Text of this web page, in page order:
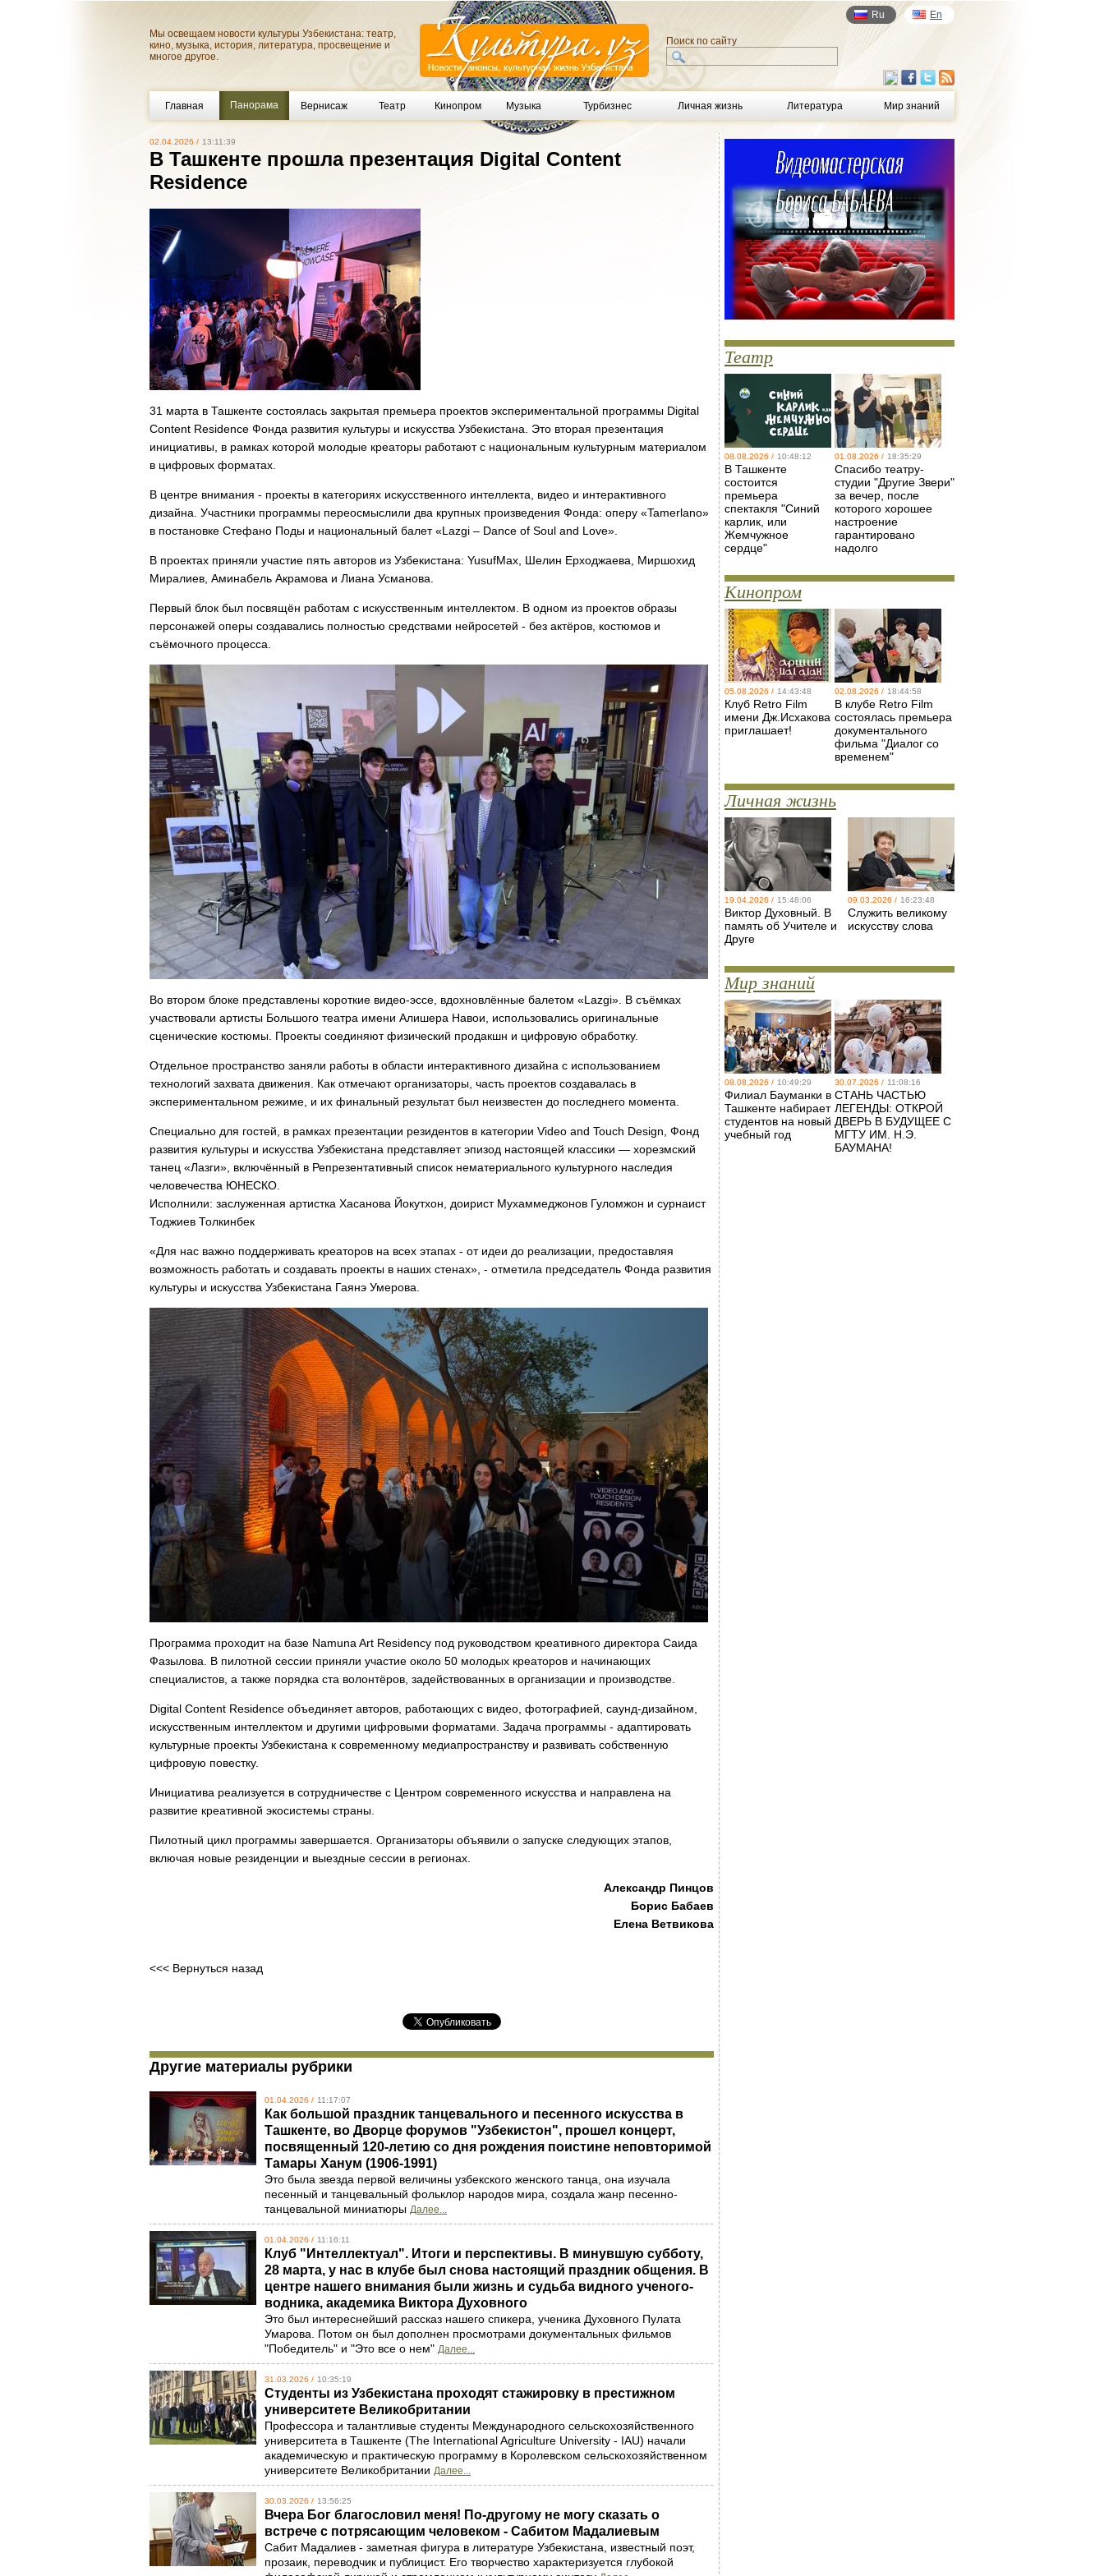
Мы освещаем новости культуры Узбекистана: театр,
кино, музыка, история, литература, просвещение и
многое другое.
Ru En
Поиск по сайту
Главная Панорама Вернисаж Театр Кинопром Музыка Турбизнес Личная жизнь Литература Мир знаний
02.04.2026 / 13:11:39
В Ташкенте прошла презентация Digital Content
Residence
31 марта в Ташкенте состоялась закрытая премьера проектов экспериментальной программы Digital
Content Residence Фонда развития культуры и искусства Узбекистана. Это вторая презентация
инициативы, в рамках которой молодые креаторы работают с национальным культурным материалом
в цифровых форматах.
В центре внимания - проекты в категориях искусственного интеллекта, видео и интерактивного
дизайна. Участники программы переосмыслили два крупных произведения Фонда: оперу «Tamerlano»
в постановке Стефано Поды и национальный балет «Lazgi – Dance of Soul and Love».
В проектах приняли участие пять авторов из Узбекистана: YusufMax, Шелин Ерходжаева, Миршохид
Миралиев, Аминабель Акрамова и Лиана Усманова.
Первый блок был посвящён работам с искусственным интеллектом. В одном из проектов образы
персонажей оперы создавались полностью средствами нейросетей - без актёров, костюмов и
съёмочного процесса.
Во втором блоке представлены короткие видео-эссе, вдохновлённые балетом «Lazgi». В съёмках
участвовали артисты Большого театра имени Алишера Навои, использовались оригинальные
сценические костюмы. Проекты соединяют физический продакшн и цифровую обработку.
Отдельное пространство заняли работы в области интерактивного дизайна с использованием
технологий захвата движения. Как отмечают организаторы, часть проектов создавалась в
экспериментальном режиме, и их финальный результат был неизвестен до последнего момента.
Специально для гостей, в рамках презентации резидентов в категории Video and Touch Design, Фонд
развития культуры и искусства Узбекистана представляет эпизод настоящей классики — хорезмский
танец «Лазги», включённый в Репрезентативный список нематериального культурного наследия
человечества ЮНЕСКО.
Исполнили: заслуженная артистка Хасанова Йокутхон, доирист Мухаммеджонов Гуломжон и сурнаист
Тоджиев Толкинбек
«Для нас важно поддерживать креаторов на всех этапах - от идеи до реализации, предоставляя
возможность работать и создавать проекты в наших стенах», - отметила председатель Фонда развития
культуры и искусства Узбекистана Гаянэ Умерова.
Программа проходит на базе Namuna Art Residency под руководством креативного директора Саида
Фазылова. В пилотной сессии приняли участие около 50 молодых креаторов и начинающих
специалистов, а также порядка ста волонтёров, задействованных в организации и производстве.
Digital Content Residence объединяет авторов, работающих с видео, фотографией, саунд-дизайном,
искусственным интеллектом и другими цифровыми форматами. Задача программы - адаптировать
культурные проекты Узбекистана к современному медиапространству и развивать собственную
цифровую повестку.
Инициатива реализуется в сотрудничестве с Центром современного искусства и направлена на
развитие креативной экосистемы страны.
Пилотный цикл программы завершается. Организаторы объявили о запуске следующих этапов,
включая новые резиденции и выездные сессии в регионах.
Александр Пинцов
Борис Бабаев
Елена Ветвикова
<<< Вернуться назад
Другие материалы рубрики
01.04.2026 / 11:17:07
Как большой праздник танцевального и песенного искусства в
Ташкенте, во Дворце форумов "Узбекистон", прошел концерт,
посвященный 120-летию со дня рождения поистине неповторимой
Тамары Ханум (1906-1991)
Это была звезда первой величины узбекского женского танца, она изучала
песенный и танцевальный фольклор народов мира, создала жанр песенно-
танцевальной миниатюры Далее...
01.04.2026 / 11:16:11
Клуб "Интеллектуал". Итоги и перспективы. В минувшую субботу,
28 марта, у нас в клубе был снова настоящий праздник общения. В
центре нашего внимания были жизнь и судьба видного ученого-
водника, академика Виктора Духовного
Это был интереснейший рассказ нашего спикера, ученика Духовного Пулата
Умарова. Потом он был дополнен просмотрами документальных фильмов
"Победитель" и "Это все о нем" Далее...
31.03.2026 / 10:35:19
Студенты из Узбекистана проходят стажировку в престижном
университете Великобритании
Профессора и талантливые студенты Международного сельскохозяйственного
университета в Ташкенте (The International Agriculture University - IAU) начали
академическую и практическую программу в Королевском сельскохозяйственном
университете Великобритании Далее...
30.03.2026 / 13:56:25
Вчера Бог благословил меня! По-другому не могу сказать о
встрече с потрясающим человеком - Сабитом Мадалиевым
Сабит Мадалиев - заметная фигура в литературе Узбекистана, известный поэт,
прозаик, переводчик и публицист. Его творчество характеризуется глубокой
Театр
08.08.2026 / 10:48:12
В Ташкенте
состоится
премьера
спектакля "Синий
карлик, или
Жемчужное
сердце"
01.08.2026 / 18:35:29
Спасибо театру-
студии "Другие Звери"
за вечер, после
которого хорошее
настроение
гарантировано
надолго
Кинопром
05.08.2026 / 14:43:48
Клуб Retro Film
имени Дж.Исхакова
приглашает!
02.08.2026 / 18:44:58
В клубе Retro Film
состоялась премьера
документального
фильма "Диалог со
временем"
Личная жизнь
19.04.2026 / 15:48:06
Виктор Духовный. В
память об Учителе и
Друге
09.03.2026 / 16:23:48
Служить великому
искусству слова
Мир знаний
08.08.2026 / 10:49:29
Филиал Бауманки в
Ташкенте набирает
студентов на новый
учебный год
30.07.2026 / 11:08:16
СТАНЬ ЧАСТЬЮ
ЛЕГЕНДЫ: ОТКРОЙ
ДВЕРЬ В БУДУЩЕЕ С
МГТУ ИМ. Н.Э.
БАУМАНА!